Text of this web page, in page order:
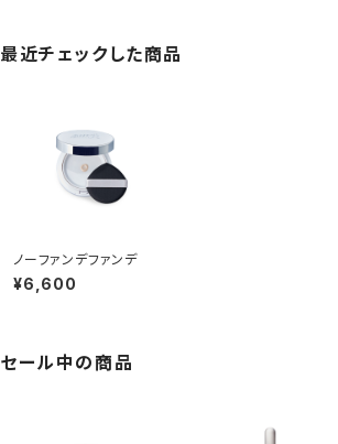
最近チェックした商品
ノーファンデファンデ
¥6,600
セール中の商品